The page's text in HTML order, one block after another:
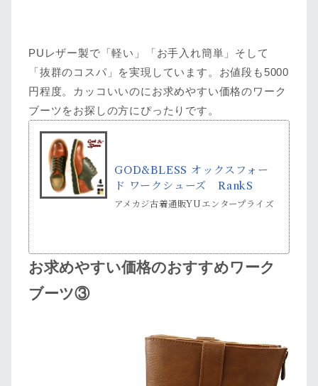
PUレザー製で「軽い」「お手入れ簡単」そして
「抜群のコスパ」を実現しています。お値段も5000
円程度。カッコいいのにお求めやすい価格のワーク
ブーツをお探しの方にぴったりです。
GOD&BLESS オックスフォー
ド ワークシューズ RankS
アメカジ古着通販YUエンタープライズ
お求めやすい価格のおすすめワーク
ブーツ③